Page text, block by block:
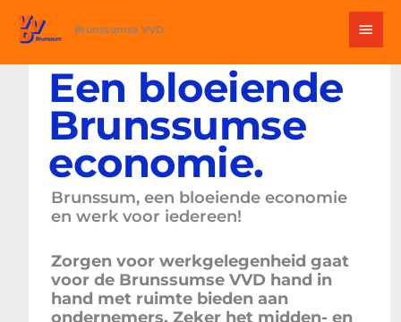
naar
inhoud
Brunssumse VVD
Een bloeiende
Brunssumse
economie.
Brunssum, een bloeiende economie
en werk voor iedereen!
Zorgen voor werkgelegenheid gaat
voor de Brunssumse VVD hand in
hand met ruimte bieden aan
ondernemers. Zeker het midden- en